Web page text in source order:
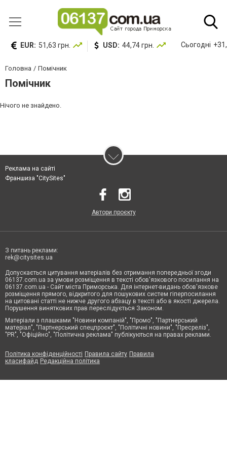
EUR: 51,63 грн. USD: 44,74 грн. Сьогодні
Головна Помічник
Помічник
Нічого не знайдено.
Реклама на сайті
Франшиза "CitySites"
Автори проєкту
З питань реклами:
rek@citysites.ua
Допускається цитування матеріалів без отримання попередньої згоди
06137.com.ua за умови розміщення в тексті обов'язкового посилання на
06137.com.ua - Сайт міста Приморська. Для інтернет-видань обов'язкове
розміщення прямого, відкритого для пошукових систем гіперпосилання
на цитовані статті не нижче другого абзацу в тексті або в якості джерела.
Порушення виняткових прав переслідується Законом.
Матеріали з плашками "Новини компаній", "Промо", "Партнерський
матеріал", "Партнерський спецпроєкт", "Політичні новини", "Пресреліз",
"PR", "Офіційно", "Політична реклама" публікуються на правах реклами.
Політика конфіденційності Правила сайту Правила
класифайд Редакційна політика